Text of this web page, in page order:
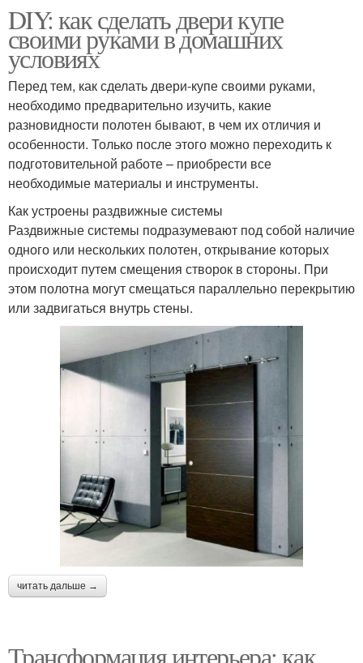
DIY: как сделать двери купе
своими руками в домашних
условиях
Перед тем, как сделать двери-купе своими руками,
необходимо предварительно изучить, какие
разновидности полотен бывают, в чем их отличия и
особенности. Только после этого можно переходить к
подготовительной работе – приобрести все
необходимые материалы и инструменты.
Как устроены раздвижные системы
Раздвижные системы подразумевают под собой наличие
одного или нескольких полотен, открывание которых
происходит путем смещения створок в стороны. При
этом полотна могут смещаться параллельно перекрытию
или задвигаться внутрь стены.
читать дальше →